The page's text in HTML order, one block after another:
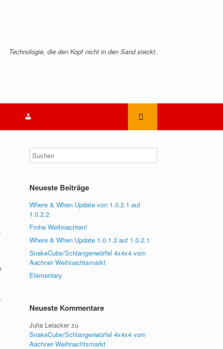
Technologie, die den Kopf nicht in den Sand steckt.
Neueste Beiträge
Where & When Update von 1.0.2.1 auf
1.0.2.2
Frohe Weihnachten!
Where & When Update 1.0.1.3 auf 1.0.2.1
SnakeCube/Schlangenwürfel 4x4x4 vom
Aachner Weihnachtsmarkt
Elementary
Neueste Kommentare
Julia Leiackerzu
SnakeCube/Schlangenwürfel 4x4x4 vom
Aachner Weihnachtsmarkt